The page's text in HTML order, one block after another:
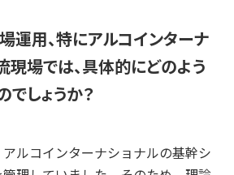
運用、特にアルコインターナ
現場では、具体的にどのよう
しょうか？
ルコインターナショナルの基幹シ